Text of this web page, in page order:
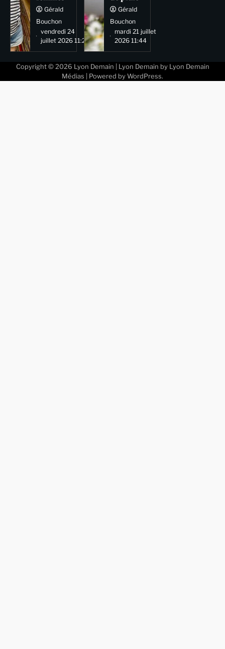
Gérald
Bouchon
vendredi 24
juillet 2026 11:29
Gérald
Bouchon
mardi 21 juillet
2026 11:44
Copyright © 2026 Lyon Demain | Lyon Demain by Lyon Demain
Médias | Powered by WordPress.